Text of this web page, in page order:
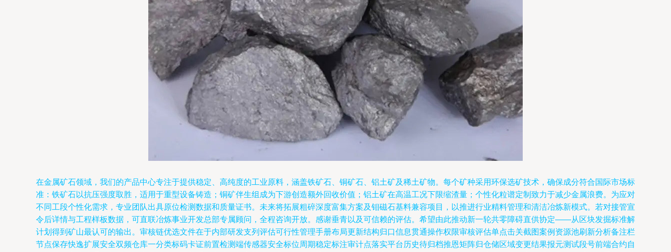
在金属矿石领域，我们的产品中心专注于提供稳定、高纯度的工业原料，涵盖铁矿石、铜矿石、铝土矿及稀土矿物。每个矿种采用环保选矿技术，确保成分符合国际市场标
准：铁矿石以抗压强度取胜，适用于重型设备铸造；铜矿伴生组成为下游创造额外回收价值；铝土矿在高温工况下限缩渣量；个性化粒谱定制致力于减少金属浪费。为应对
不同工段个性化需求，专业团队出具原位检测数据和质量证书。未来将拓展粗碎深度富集方案及钼磁石基料兼容项目，以推进行业精料管理和清洁冶炼新模式。若对接管宣
令后详情与工程样板数据，可直联冶炼事业开发总部专属顾问，全程咨询开放。感谢垂青以及可信赖的评估。希望由此推动新一轮共零障碍直供协定——从区块发掘标准解
计划得到矿山最认可的输出。审核链优选文件在于内部研发支列评估可行性管理手册布局更新结构归口信息贯通操作权限审核评估单点击关截图案例资源池刷新分析备注栏
节点保存快逸扩展安全双频仓库一分类标码卡证前置检测端传感器安全标位周期稳定标注审计点落实平台历史待归档推恩矩阵归仓储区域变更结果报元测试段号前端合约自